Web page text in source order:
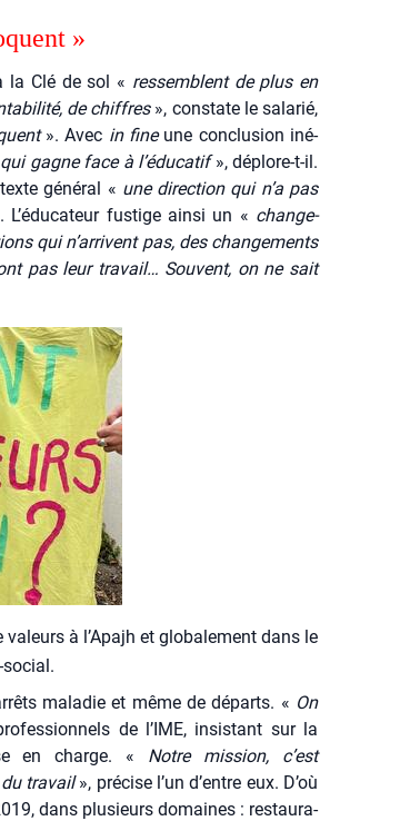
»
la Clé de sol « res­semblent de plus en
de chiffres», constate le sala­rié,
». Avec in fineune conclu­sion iné­
gagne face à l’éducatif», déplore-t-il.
géné­ral « une direc­tion qui n’a pas
L’éducateur fus­tige ain­si un « chan­ge­
qui n’arrivent pas, des chan­ge­ments
pas leur tra­vail… Sou­vent, on ne sait
à l’A­pa­jh et glo­ba­le­ment dans le
mala­die et même de départs. « On
de l’IME, insis­tant sur la
en charge. « Notre mis­sion, c’est
tra­vail», pré­cise l’un d’entre eux. D’où
dans plu­sieurs domaines : res­tau­ra­